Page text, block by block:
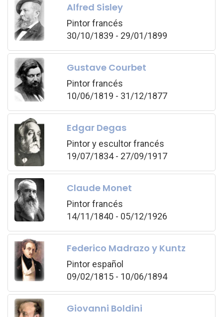
Alfred Sisley
Pintor francés
30/10/1839 - 29/01/1899
Gustave Courbet
Pintor francés
10/06/1819 - 31/12/1877
Edgar Degas
Pintor y escultor francés
19/07/1834 - 27/09/1917
Claude Monet
Pintor francés
14/11/1840 - 05/12/1926
Federico Madrazo y Kuntz
Pintor español
09/02/1815 - 10/06/1894
Giovanni Boldini